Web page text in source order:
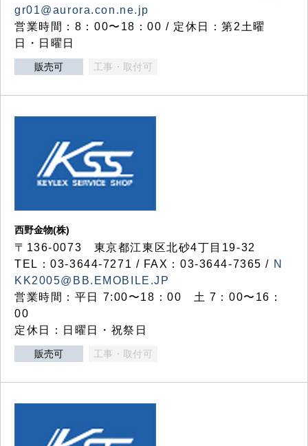
gr01@aurora.con.ne.jp
営業時間：8：00〜18：00 / 定休日：第2土曜
日・日曜日
販売可 工事・取付可
西野金物(株)
〒136-0073 東京都江東区北砂4丁目19-32
TEL：03‐3644‐7271 / FAX：03-3644-7365 / N
KK2005@BB.EMOBILE.JP
営業時間：平日 7:00〜18：00 土 7：00〜16：
00
定休日：日曜日・祝祭日
販売可 工事・取付可